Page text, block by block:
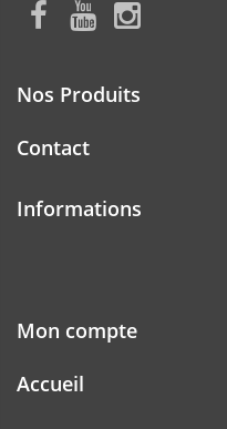
Nos Produits
Contact
Informations
Mon compte
Accueil